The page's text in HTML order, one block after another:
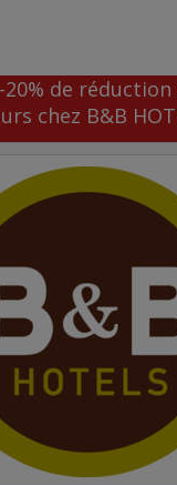
20% de
chez B&B